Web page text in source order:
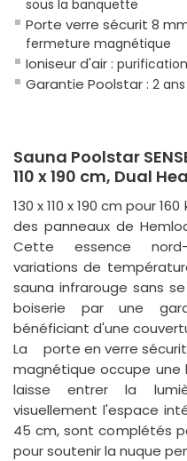
sous la banquette
Porte verre sécurit 8
fermeture magnétique
Ioniseur d'air :
Garantie Poolstar : 2
Sauna Poolstar
110 x 190 cm, Dual
130 x 110 x 190 cm pour
des panneaux de
Cette essence
variations de
sauna infrarouge sans
boiserie par une
bénéficiant d'une
Laporte en verre
magnétique occupe une
laisse entrer la
visuellement l'espace
45 cm, sont complétés
pour soutenir la nuque